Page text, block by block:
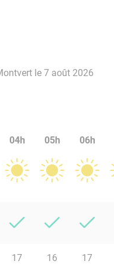
le 7 août 2026
04h 05h 06h
17 16 17